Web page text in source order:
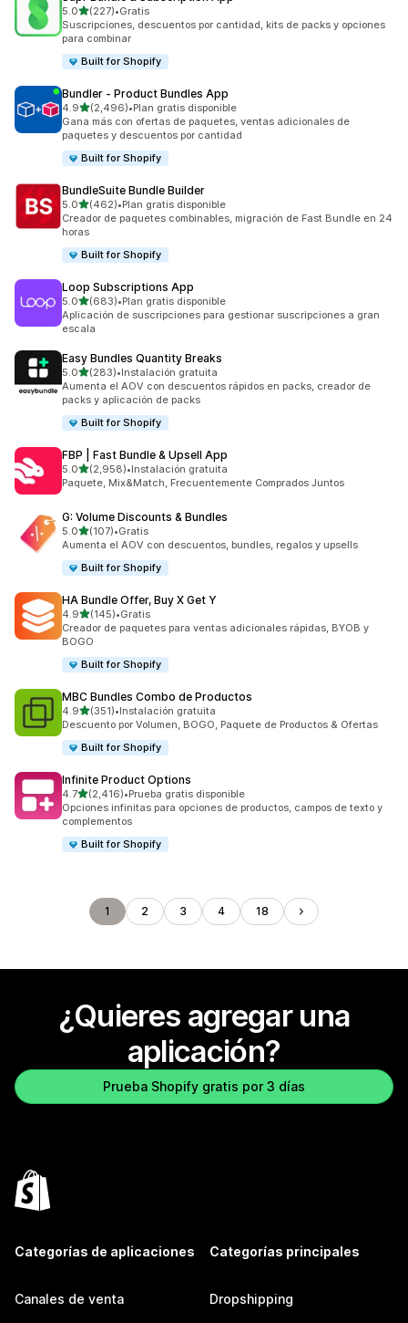
5.0de 5 estrellas
(227)
227 reseñas en total
•Gratis
Suscripciones, descuentos por cantidad, kits de packs y opciones
para combinar
Built for Shopify
Bundler ‑ Product Bundles App
4.9de 5 estrellas
(2,496)
2496 reseñas en total
•Plan gratis disponible
Gana más con ofertas de paquetes, ventas adicionales de
paquetes y descuentos por cantidad
Built for Shopify
BundleSuite Bundle Builder
5.0de 5 estrellas
(462)
462 reseñas en total
•Plan gratis disponible
Creador de paquetes combinables, migración de Fast Bundle en 24
horas
Built for Shopify
Loop Subscriptions App
5.0de 5 estrellas
(683)
683 reseñas en total
•Plan gratis disponible
Aplicación de suscripciones para gestionar suscripciones a gran
escala
Easy Bundles Quantity Breaks
5.0de 5 estrellas
(283)
283 reseñas en total
•Instalación gratuita
Aumenta el AOV con descuentos rápidos en packs, creador de
packs y aplicación de packs
Built for Shopify
FBP | Fast Bundle & Upsell App
5.0de 5 estrellas
(2,958)
2958 reseñas en total
•Instalación gratuita
Paquete, Mix&Match, Frecuentemente Comprados Juntos
G: Volume Discounts & Bundles
5.0de 5 estrellas
(107)
107 reseñas en total
•Gratis
Aumenta el AOV con descuentos, bundles, regalos y upsells
Built for Shopify
HA Bundle Offer, Buy X Get Y
4.9de 5 estrellas
(145)
145 reseñas en total
•Gratis
Creador de paquetes para ventas adicionales rápidas, BYOB y
BOGO
Built for Shopify
MBC Bundles Combo de Productos
4.9de 5 estrellas
(351)
351 reseñas en total
•Instalación gratuita
Descuento por Volumen, BOGO, Paquete de Productos & Ofertas
Built for Shopify
Infinite Product Options
4.7de 5 estrellas
(2,416)
2416 reseñas en total
•Prueba gratis disponible
Opciones infinitas para opciones de productos, campos de texto y
complementos
Built for Shopify
1 2 3 4 18
¿Quieres agregar una
aplicación?
Prueba Shopify gratis por 3 días
Categorías de aplicaciones
Canales de venta
Categorías principales
Dropshipping